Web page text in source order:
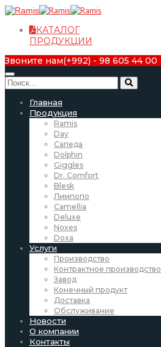
КАТАЛОГ
ПРОДУКЦИИ
Звоните нам(+992) - 98 605 44 00
Главная
Продукция
Ramis
Day
Сапеда
Dolphin
Giggles
Dr. Comfort
Blesk
Лимпопо
Camellia
Deluxe
Noxes
Doxa
Услуги
Производство
Контрактное производство
Завод
Конечный продукт
Доставка
Обслуживание
Новости
О компании
Контакты